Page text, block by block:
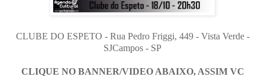
CLUBE DO ESPETO - Rua Pedro Friggi, 449 - Vista Verde -
SJCampos - SP
CLIQUE NO BANNER/VIDEO ABAIXO, ASSIM VC